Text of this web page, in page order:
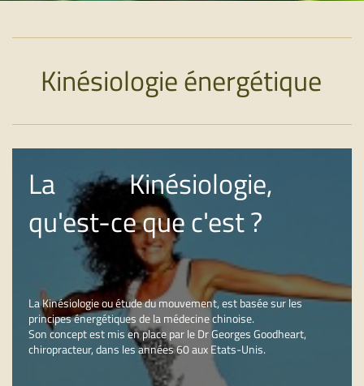
Kinésiologie énergétique
La Kinésiologie,
qu'est-ce que c'est ?
La Kinésiologie ou étude du mouvement, est basée sur les
principes énergétiques de la médecine chinoise.
Son concept est mis en place par le Dr Georges Goodheart,
chiropracteur, dans les années 60 aux Etats-Unis.